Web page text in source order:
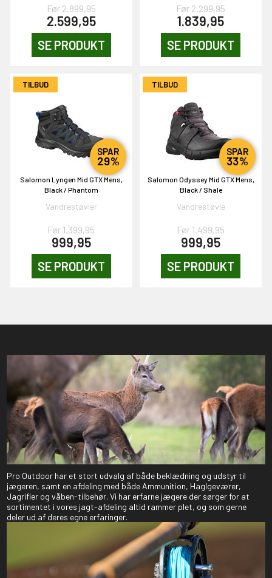
Før 2.899,95
2.599,95
SE PRODUKT
Før 2.299,95
1.839,95
SE PRODUKT
TILBUD
SPAR
29%
Salomon Lyngen Mid GTX Mens,
Black / Phantom
Vandrestøvler
Før 1.399,95
999,95
SE PRODUKT
TILBUD
SPAR
33%
Salomon Odyssey Mid GTX Mens,
Black / Shale
Vandrestøvle
Før 1.499,95
999,95
SE PRODUKT
Pro Outdoor har et stort udvalg af både beklædning og udstyr til
jægeren, samt en afdeling med både Ammunition, Haglgeværer,
Jagrifler og våben-tilbehør. Vi har erfarne jægere der sørger for at
sortimentet i vores jagt-afdeling altid rammer plet, og som gerne
deler ud af deres egne erfaringer.